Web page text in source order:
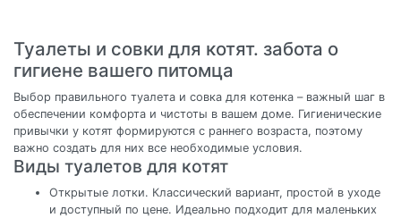
Туалеты и совки для котят. забота о
гигиене вашего питомца
Выбор правильного туалета и совка для котенка – важный шаг в
обеспечении комфорта и чистоты в вашем доме. Гигиенические
привычки у котят формируются с раннего возраста, поэтому
важно создать для них все необходимые условия.
Виды туалетов для котят
Открытые лотки. Классический вариант, простой в уходе
и доступный по цене. Идеально подходит для маленьких